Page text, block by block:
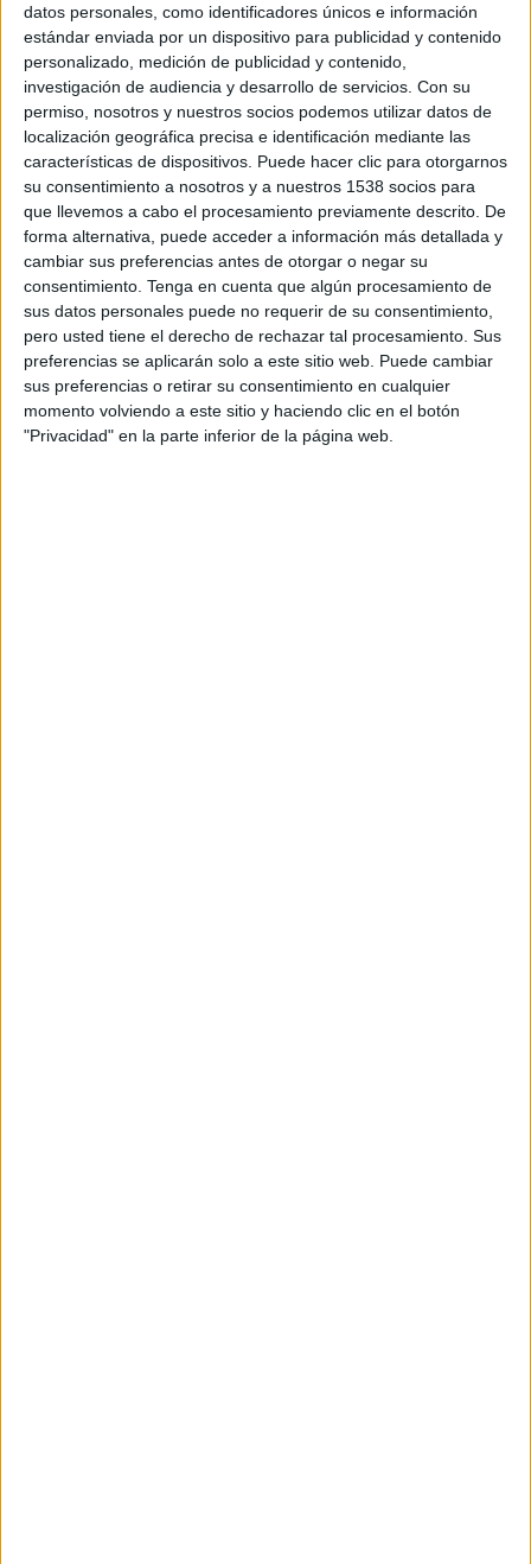
datos personales, como identificadores únicos e información
estándar enviada por un dispositivo para publicidad y contenido
personalizado, medición de publicidad y contenido,
investigación de audiencia y desarrollo de servicios. Con su
permiso, nosotros y nuestros socios podemos utilizar datos de
localización geográfica precisa e identificación mediante las
características de dispositivos. Puede hacer clic para otorgarnos
su consentimiento a nosotros y a nuestros 1538 socios para
que llevemos a cabo el procesamiento previamente descrito. De
forma alternativa, puede acceder a información más detallada y
cambiar sus preferencias antes de otorgar o negar su
consentimiento. Tenga en cuenta que algún procesamiento de
sus datos personales puede no requerir de su consentimiento,
pero usted tiene el derecho de rechazar tal procesamiento. Sus
preferencias se aplicarán solo a este sitio web. Puede cambiar
sus preferencias o retirar su consentimiento en cualquier
momento volviendo a este sitio y haciendo clic en el botón
"Privacidad" en la parte inferior de la página web.
La productora española une lazos con la
productora audiovisual internacional
especializada en mixed-media, animación y
craft uniendo directores, oficinas, servicios
de animación, postproducción y service para
un partnership muy prometedor
La productora Tronco basada en Argentina
cuenta con directores, animadores y creativos
que tienen como objetivo desarrollar un
storytelling a través de una gran rooster de
medios artísticos como el live action, pintura,
ilustración, animación y otros; mezclados con
tecnología creando proyectos que resuenan en
una audiencia contemporánea sin perder la
importancia en el contenido.